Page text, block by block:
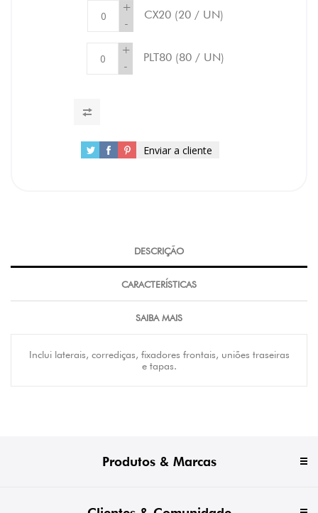
+
-
CX20 (20 / UN)
+
-
PLT80 (80 / UN)
Enviar a cliente
DESCRIÇÃO
CARACTERÍSTICAS
SAIBA MAIS
Inclui laterais, corrediças, fixadores frontais, uniões traseiras
e tapas.
Produtos & Marcas